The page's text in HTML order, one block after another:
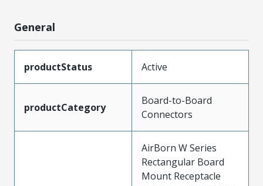
General
productStatus Active
productCategory
Board-to-Board
Connectors
AirBorn W Series
Rectangular Board
Mount Receptacle